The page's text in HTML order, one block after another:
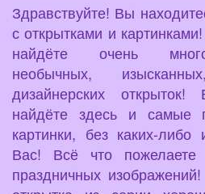
Здравствуйте! Вы
с открытками и
найдёте очень
необычных,
дизайнерских
найдёте здесь и самые
картинки, без каких-
Вас! Всё что пожелаете
праздничных